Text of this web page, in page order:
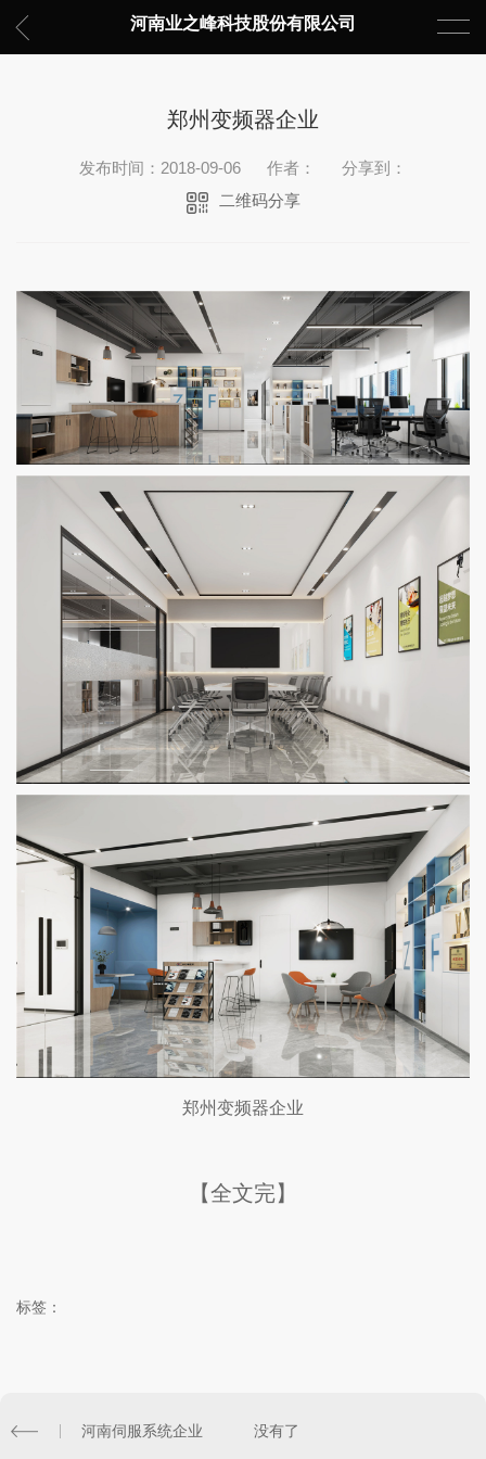
河南业之峰科技股份有限公司
郑州变频器企业
发布时间：2018-09-06 作者：
分享到：
二维码分享
郑州变频器企业
【全文完】
标签：
河南伺服系统企业 没有了